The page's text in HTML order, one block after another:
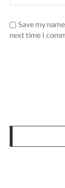
Save my
next time I